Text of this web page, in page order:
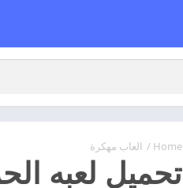
Home
/ العاب مهكرة